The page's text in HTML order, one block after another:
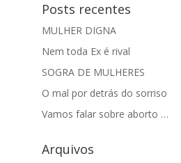
Posts recentes
MULHER DIGNA
Nem toda Ex é rival
SOGRA DE MULHERES
O mal por detrás do sorriso
Vamos falar sobre aborto …
Arquivos